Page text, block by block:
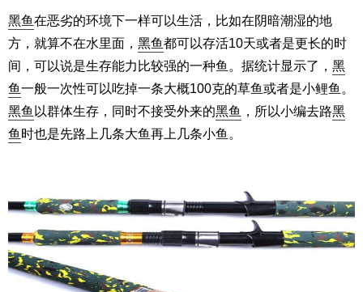
黑鱼在恶劣的环境下一样可以生活，比如在阴暗潮湿的地
方，就算不在水里面， 黑鱼都可以存活10天或者是更长的时
间，可以说是生存能力比较强的一种鱼。据统计显示了， 黑
鱼一般一次性可以吃掉一条大概100克的草鱼或者是小鲤鱼。
黑鱼 以群体生存，同时不接受外来的黑鱼 ，所以小编去路黑
鱼 时也是先路上几条大鱼再上几条小鱼。